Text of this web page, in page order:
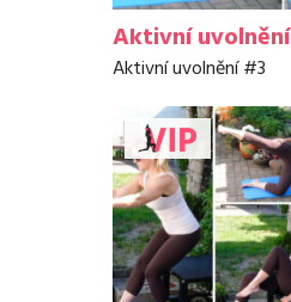
Aktivní uvolnění
Aktivní uvolnění #3